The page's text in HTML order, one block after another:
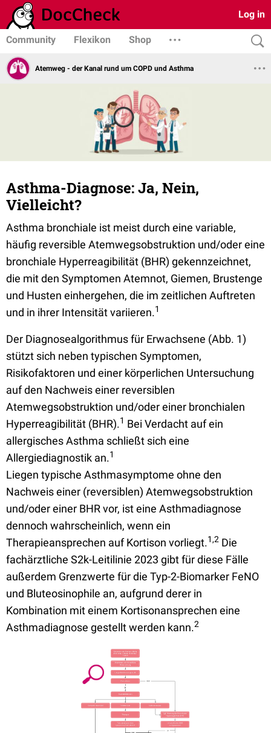
Log in
Community Flexikon Shop
Atemweg - der Kanal rund um COPD und Asthma
Asthma-Diagnose: Ja, Nein,
Vielleicht?
Asthma bronchiale ist meist durch eine variable,
häufig reversible Atemwegsobstruktion und/oder eine
bronchiale Hyperreagibilität (BHR) gekennzeichnet,
die mit den Symptomen Atemnot, Giemen, Brustenge
und Husten einhergehen, die im zeitlichen Auftreten
und in ihrer Intensität variieren.1
Der Diagnosealgorithmus für Erwachsene (Abb. 1)
stützt sich neben typischen Symptomen,
Risikofaktoren und einer körperlichen Untersuchung
auf den Nachweis einer reversiblen
Atemwegsobstruktion und/oder einer bronchialen
Hyperreagibilität (BHR).1 Bei Verdacht auf ein
allergisches Asthma schließt sich eine
Allergiediagnostik an.1
Liegen typische Asthmasymptome ohne den
Nachweis einer (reversiblen) Atemwegsobstruktion
und/oder einer BHR vor, ist eine Asthmadiagnose
dennoch wahrscheinlich, wenn ein
Therapieansprechen auf Kortison vorliegt.1,2 Die
fachärztliche S2k-Leitilinie 2023 gibt für diese Fälle
außerdem Grenzwerte für die Typ-2-Biomarker FeNO
und Bluteosinophile an, aufgrund derer in
Kombination mit einem Kortisonansprechen eine
Asthmadiagnose gestellt werden kann.2